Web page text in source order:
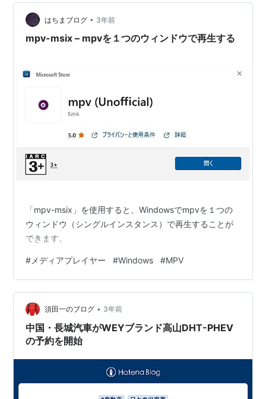
成記念モニュメント 2022年4月設置2021MLB All-Star
Game 菊池雄星・大谷翔平選出記念モニュメント
youtu.be 花巻ゆかりのメジャ…
はちまブログ • 3年前
mpv-msix – mpvを１つのウィンドウで再生する
「mpv-msix」を使用すると、Windowsでmpvを１つの
ウィンドウ（シングルインスタンス）で再生することが
できます。
# メディアプレイヤー #Windows #MPV
須田一のブログ • 3年前
中国・長城汽車がWEYブランド高山DHT-PHEV
の予約を開始